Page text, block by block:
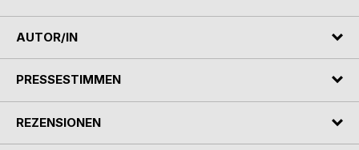
AUTOR/IN
PRESSESTIMMEN
REZENSIONEN